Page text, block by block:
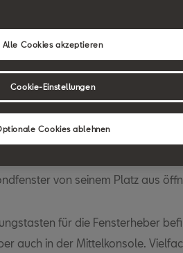
Betätigung der Fenster ist ein
Fahrzeugen. Sie ermöglicht u. a.,
von seinem Platz aus
für die Fensterheber
auch in der Mittelkonsole.
Cookies ablehnen
Alle Cookies akzeptieren
Cookie-Einstellungen